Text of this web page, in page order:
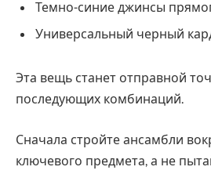
Темно-синие джинсы
Универсальный черный
Эта вещь станет отправной
последующих комбинаций.
Сначала стройте ансамбли
ключевого предмета, а не